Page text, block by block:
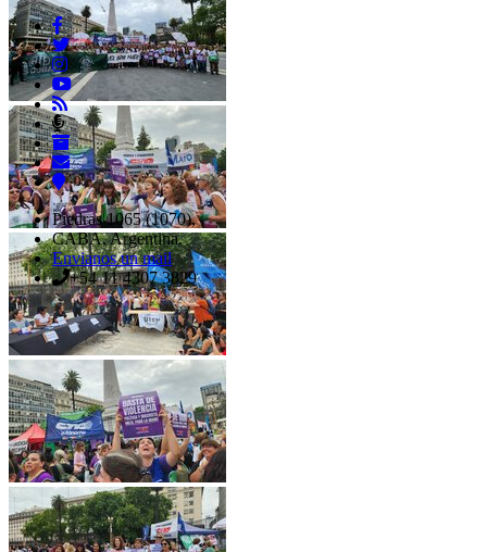
Piedras 1065 (1070),
CABA, Argentina.
Envianos un mail
+54 11 4307 3829